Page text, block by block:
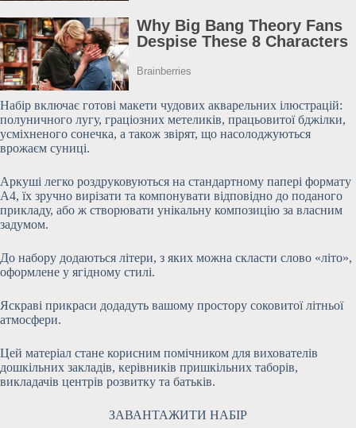
Набір включає готові макети чудових акварельних ілюстрацій:
полуничного лугу, граціозних метеликів, працьовитої бджілки,
усміхненого сонечка, а також звірят, що насолоджуються
врожаєм суниці.
Аркуші легко роздруковуються на стандартному папері формату
A4, їх зручно вирізати та компонувати відповідно до поданого
прикладу, або ж створювати унікальну композицію за власним
задумом.
До набору додаються літери, з яких можна скласти слово «літо»,
оформлене у ягідному стилі.
Яскраві прикраси додадуть вашому простору соковитої літньої
атмосфери.
Цей матеріал стане корисним помічником для вихователів
дошкільних закладів, керівників пришкільних таборів,
викладачів центрів розвитку та батьків.
ЗАВАНТАЖИТИ НАБІР